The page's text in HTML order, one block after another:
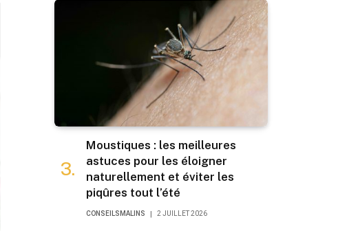
Moustiques : les meilleures
astuces pour les éloigner
naturellement et éviter les
piqûres tout l’été
CONSEILSMALINS 2 JUILLET 2026